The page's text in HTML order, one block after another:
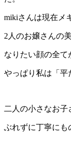
mikiさんは現在メ
2 人のお嬢さんの
なりたい顔の全て
やっぱり私は「平
二人の小さなお
ぶれずに丁寧にも